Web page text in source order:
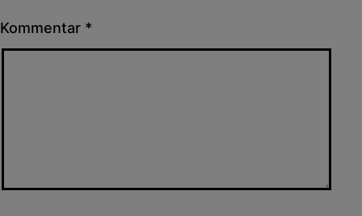
Kommentar *